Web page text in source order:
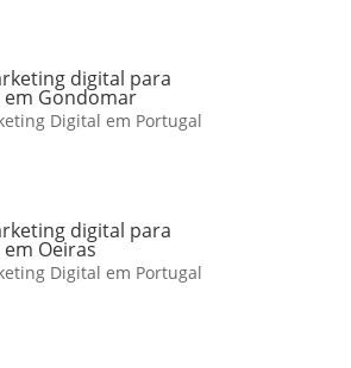
digital para
Gondomar
Digital em Portugal
digital para
Oeiras
Digital em Portugal